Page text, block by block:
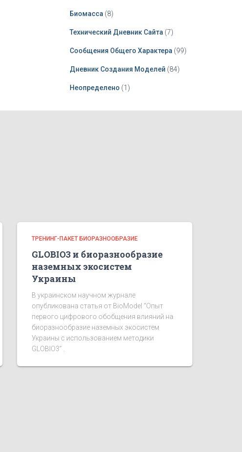
Биомасса (8)
Технический Дневник Сайта (7)
Сообщения Общего Характера (99)
Дневник Создания Моделей (84)
Неопределено (1)
ТРЕНИНГ-ПАКЕТ БИОРАЗНООБРАЗИЕ
GLOBIO3 и биоразнообразие
наземных экосистем
Украины
В украинском научном журнале
опубликована статья от BioModel “Опыт
первого цифрового обобщения влияний на
биоразнообразие наземных экосистем
Украины с использованием методики
GLOBIO3” .